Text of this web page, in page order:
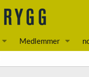
Medlemmer